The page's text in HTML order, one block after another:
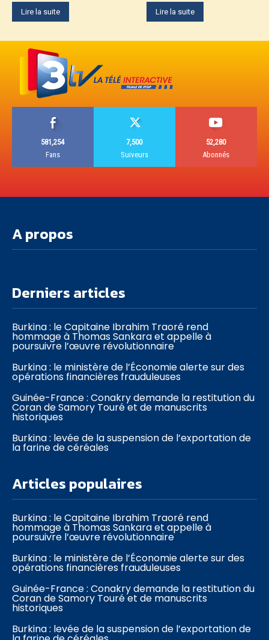
Lire la suite Lire la suite
581,254
Fans
7,500
Suiveurs
52,280
Abonnés
A propos
Derniers articles
Burkina : le Capitaine Ibrahim Traoré rend
hommage à Thomas Sankara et appelle à
poursuivre l’œuvre révolutionnaire
Burkina : le ministère de l’Économie alerte sur des
opérations financières frauduleuses
Guinée-France : Conakry demande la restitution du
Coran de Samory Touré et de manuscrits
historiques
Burkina : levée de la suspension de l’exportation de
la farine de céréales
Articles populaires
Burkina : le Capitaine Ibrahim Traoré rend
hommage à Thomas Sankara et appelle à
poursuivre l’œuvre révolutionnaire
Burkina : le ministère de l’Économie alerte sur des
opérations financières frauduleuses
Guinée-France : Conakry demande la restitution du
Coran de Samory Touré et de manuscrits
historiques
Burkina : levée de la suspension de l’exportation de